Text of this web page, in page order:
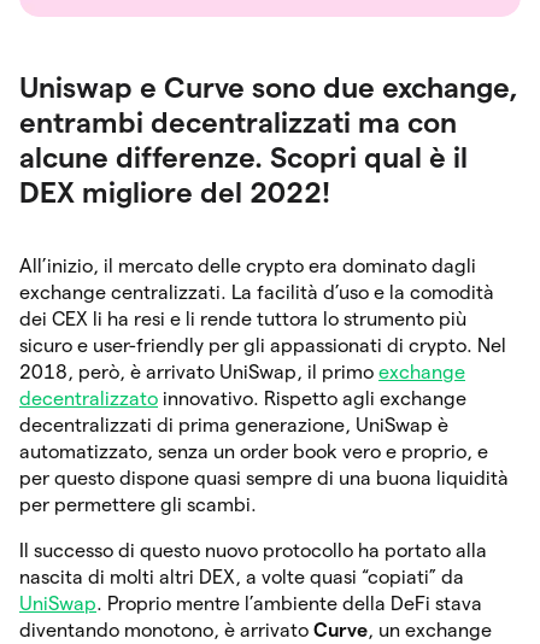
Uniswap e Curve sono due exchange,
entrambi decentralizzati ma con
alcune differenze. Scopri qual è il
DEX migliore del 2022!
All’inizio, il mercato delle crypto era dominato dagli
exchange centralizzati. La facilità d’uso e la comodità
dei CEX li ha resi e li rende tuttora lo strumento più
sicuro e user-friendly per gli appassionati di crypto. Nel
2018, però, è arrivato UniSwap, il primo exchange
decentralizzato innovativo. Rispetto agli exchange
decentralizzati di prima generazione, UniSwap è
automatizzato, senza un order book vero e proprio, e
per questo dispone quasi sempre di una buona liquidità
per permettere gli scambi.
Il successo di questo nuovo protocollo ha portato alla
nascita di molti altri DEX, a volte quasi “copiati” da
UniSwap. Proprio mentre l’ambiente della DeFi stava
diventando monotono, è arrivato Curve, un exchange